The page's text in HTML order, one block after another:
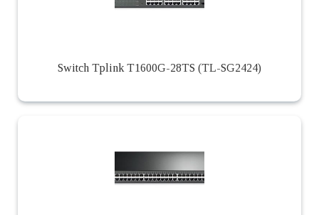
Switch Tplink T1600G-28TS (TL-SG2424)